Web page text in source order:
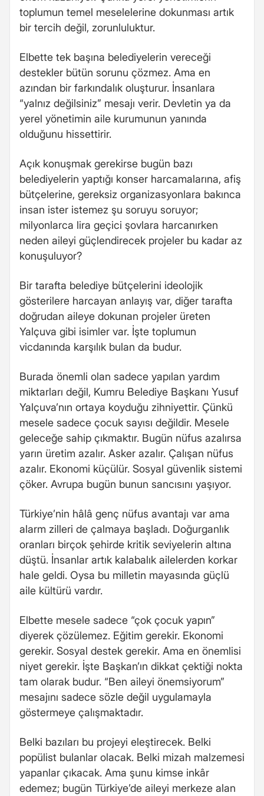
toplumun temel meselelerine dokunması artık
bir tercih değil, zorunluluktur.
Elbette tek başına belediyelerin vereceği
destekler bütün sorunu çözmez. Ama en
azından bir farkındalık oluşturur. İnsanlara
“yalnız değilsiniz” mesajı verir. Devletin ya da
yerel yönetimin aile kurumunun yanında
olduğunu hissettirir.
Açık konuşmak gerekirse bugün bazı
belediyelerin yaptığı konser harcamalarına, afiş
bütçelerine, gereksiz organizasyonlara bakınca
insan ister istemez şu soruyu soruyor;
milyonlarca lira geçici şovlara harcanırken
neden aileyi güçlendirecek projeler bu kadar az
konuşuluyor?
Bir tarafta belediye bütçelerini ideolojik
gösterilere harcayan anlayış var, diğer tarafta
doğrudan aileye dokunan projeler üreten
Yalçuva gibi isimler var. İşte toplumun
vicdanında karşılık bulan da budur.
Burada önemli olan sadece yapılan yardım
miktarları değil, Kumru Belediye Başkanı Yusuf
Yalçuva’nın ortaya koyduğu zihniyettir. Çünkü
mesele sadece çocuk sayısı değildir. Mesele
geleceğe sahip çıkmaktır. Bugün nüfus azalırsa
yarın üretim azalır. Asker azalır. Çalışan nüfus
azalır. Ekonomi küçülür. Sosyal güvenlik sistemi
çöker. Avrupa bugün bunun sancısını yaşıyor.
Türkiye’nin hâlâ genç nüfus avantajı var ama
alarm zilleri de çalmaya başladı. Doğurganlık
oranları birçok şehirde kritik seviyelerin altına
düştü. İnsanlar artık kalabalık ailelerden korkar
hale geldi. Oysa bu milletin mayasında güçlü
aile kültürü vardır.
Elbette mesele sadece “çok çocuk yapın”
diyerek çözülemez. Eğitim gerekir. Ekonomi
gerekir. Sosyal destek gerekir. Ama en önemlisi
niyet gerekir. İşte Başkan’ın dikkat çektiği nokta
tam olarak budur. “Ben aileyi önemsiyorum”
mesajını sadece sözle değil uygulamayla
göstermeye çalışmaktadır.
Belki bazıları bu projeyi eleştirecek. Belki
popülist bulanlar olacak. Belki mizah malzemesi
yapanlar çıkacak. Ama şunu kimse inkâr
edemez; bugün Türkiye’de aileyi merkeze alan